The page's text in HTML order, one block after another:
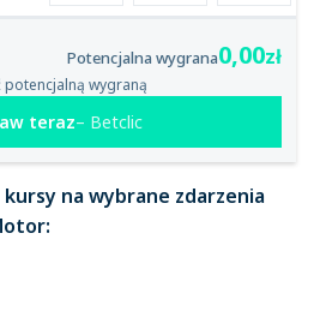
Potencjalna wygrana0,00zł
wygraną
teraz Betclic
kursy na wybrane zdarzenia